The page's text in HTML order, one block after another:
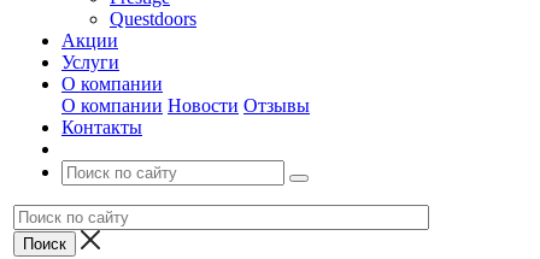
Questdoors
Акции
Услуги
О компании
О компании Новости Отзывы
Контакты